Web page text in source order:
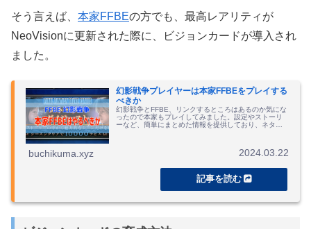
そう言えば、 本家FFBEの方でも、最高レアリティが
NeoVisionに更新された際に、ビジョンカードが導入され
ました。
幻影戦争プレイヤーは本家FFBEをプレイする
べきか
幻影戦争とFFBE、リンクするところはあるのか気にな
ったので本家もプレイしてみました。設定やストーリ
ーなど、簡単にまとめた情報を提供しており、ネタバ
buchikuma.xyz 2024.03.22